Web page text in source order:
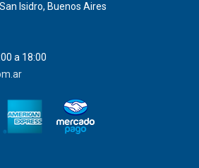
Isidro, Buenos Aires
a 18:00